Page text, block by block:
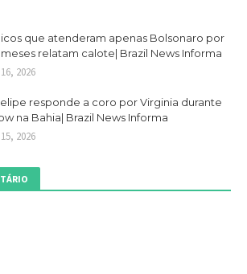
que atenderam apenas Bolsonaro por
relatam calote| Brazil News Informa
2026
responde a coro por Virginia durante
na Bahia| Brazil News Informa
2026